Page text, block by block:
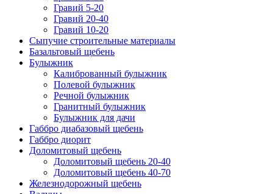
Гравий 5-20
Гравий 20-40
Гравий 10-20
Сыпучие строительные материалы
Базальтовый щебень
Булыжник
Калиброванный булыжник
Полевой булыжник
Речной булыжник
Гранитный булыжник
Булыжник для дачи
Габбро диабазовый щебень
Габбро диорит
Доломитовый щебень
Доломитовый щебень 20-40
Доломитовый щебень 40-70
Железнодорожный щебень